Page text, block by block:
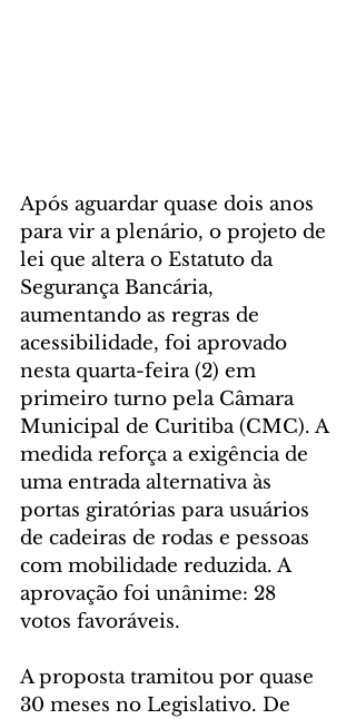
Após aguardar quase dois anos
para vir a plenário, o projeto de
lei que altera o Estatuto da
Segurança Bancária,
aumentando as regras de
acessibilidade, foi aprovado
nesta quarta-feira (2) em
primeiro turno pela Câmara
Municipal de Curitiba (CMC). A
medida reforça a exigência de
uma entrada alternativa às
portas giratórias para usuários
de cadeiras de rodas e pessoas
com mobilidade reduzida. A
aprovação foi unânime: 28
votos favoráveis.
A proposta tramitou por quase
30 meses no Legislativo. De